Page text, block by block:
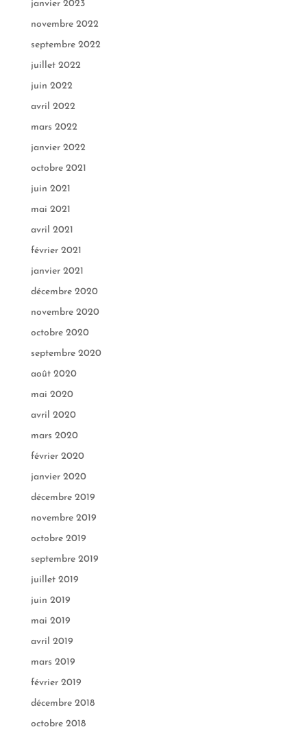
janvier 2023
novembre 2022
septembre 2022
juillet 2022
juin 2022
avril 2022
mars 2022
janvier 2022
octobre 2021
juin 2021
mai 2021
avril 2021
février 2021
janvier 2021
décembre 2020
novembre 2020
octobre 2020
septembre 2020
août 2020
mai 2020
avril 2020
mars 2020
février 2020
janvier 2020
décembre 2019
novembre 2019
octobre 2019
septembre 2019
juillet 2019
juin 2019
mai 2019
avril 2019
mars 2019
février 2019
décembre 2018
octobre 2018